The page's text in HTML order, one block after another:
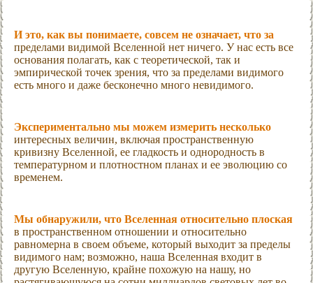
И это, как вы понимаете, совсем не означает, что за
пределами видимой Вселенной нет ничего. У нас есть все
основания полагать, как с теоретической, так и
эмпирической точек зрения, что за пределами видимого
есть много и даже бесконечно много невидимого.
Экспериментально мы можем измерить несколько
интересных величин, включая пространственную
кривизну Вселенной, ее гладкость и однородность в
температурном и плотностном планах и ее эволюцию со
временем.
Мы обнаружили, что Вселенная относительно плоская
в пространственном отношении и относительно
равномерна в своем объеме, который выходит за пределы
видимого нам; возможно, наша Вселенная входит в
другую Вселенную, крайне похожую на нашу, но